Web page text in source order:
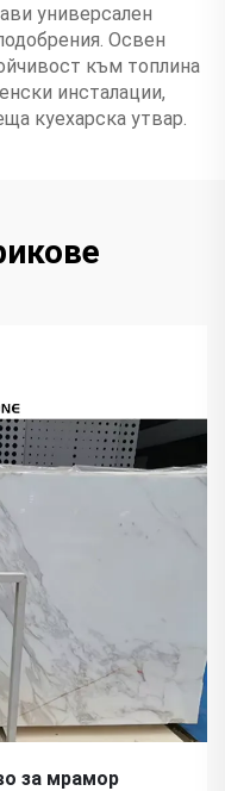
универсален
Освен
към топлина
инсталации,
куехарска утвар.
за мрамор